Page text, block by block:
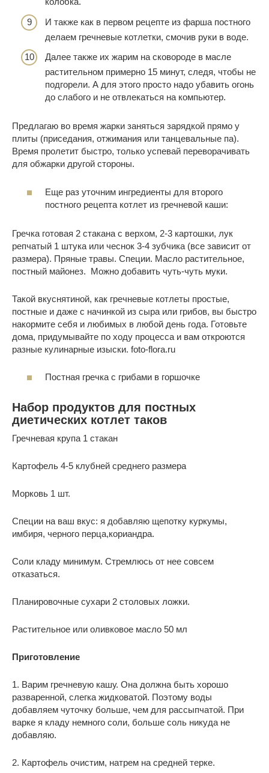
И также как в первом рецепте из фарша постного
делаем гречневые котлетки, смочив руки в воде.
Далее также их жарим на сковороде в масле
растительном примерно 15 минут, следя, чтобы не
подгорели. А для этого просто надо убавить огонь
до слабого и не отвлекаться на компьютер.
Предлагаю во время жарки заняться зарядкой прямо у
плиты (приседания, отжимания или танцевальные па).
Время пролетит быстро, только успевай переворачивать
для обжарки другой стороны.
Еще раз уточним ингредиенты для второго
постного рецепта котлет из гречневой каши:
Гречка готовая 2 стакана с верхом, 2-3 картошки, лук
репчатый 1 штука или чеснок 3-4 зубчика (все зависит от
размера). Пряные травы. Специи. Масло растительное,
постный майонез. Можно добавить чуть-чуть муки.
Такой вкуснятиной, как гречневые котлеты простые,
постные и даже с начинкой из сыра или грибов, вы быстро
накормите себя и любимых в любой день года. Готовьте
дома, придумывайте по ходу процесса и вам откроются
разные кулинарные изыски. foto-flora.ru
Постная гречка с грибами в горшочке
Набор продуктов для постных
диетических котлет таков
Гречневая крупа 1 стакан
Картофель 4-5 клубней среднего размера
Морковь 1 шт.
Специи на ваш вкус: я добавляю щепотку куркумы,
имбиря, черного перца,кориандра.
Соли кладу минимум. Стремлюсь от нее совсем
отказаться.
Планировочные сухари 2 столовых ложки.
Растительное или оливковое масло 50 мл
Приготовление
1. Варим гречневую кашу. Она должна быть хорошо
разваренной, слегка жидковатой. Поэтому воды
добавляем чуточку больше, чем для рассыпчатой. При
варке я кладу немного соли, больше соль никуда не
добавляю.
2. Картофель очистим, натрем на средней терке.